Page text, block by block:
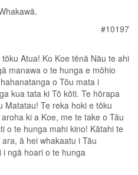
#10197
Atua! Ko Koe tēnā Nāu te ahi
manawa o te hunga e mōhio
o Tōu mata i
kua tata ki Tō kōti. Te hōrapa
Matatau! Te reka hoki e tōku
ki a Koe, me te take o Tāu
o te hunga mahi kino! Kātahi te
ā hei whakaatu i Tāu
ngā hoari o te hunga